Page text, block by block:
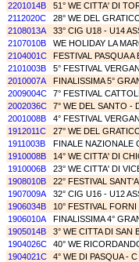
2201014B
51° WE CITTA' DI
2112020C
28° WE DEL
2108013A
33° CIG U18 - U14
2107010B
WE HOLIDAY LA
2104001C
FESTIVAL PASQUA
2101003B
5° FESTIVAL
2010007A
FINALISSIMA 5°
2009004C
7° FESTIVAL
2002036C
7° WE DEL SANTO -
2001008B
4° FESTIVAL
1912011C
27° WE DEL
1911003B
FINALE NAZIONALE
1910008B
14° WE CITTA' DI
1910006B
23° WE CITTA' DI
1908010B
22° FESTIVAL
1907009A
32° CIG U16 - U12
1906034B
10° FESTIVAL
1906010A
FINALISSIMA 4°
1905014B
3° WE CITTA DI SAN
1904026C
40° WE
1904021C
4° WE DI PASQUA - C